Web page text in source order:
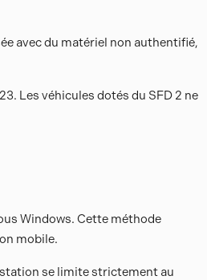
avec du matériel non authentifié,
Les véhicules dotés du SFD 2 ne
Windows. Cette méthode
mobile.
se limite strictement au